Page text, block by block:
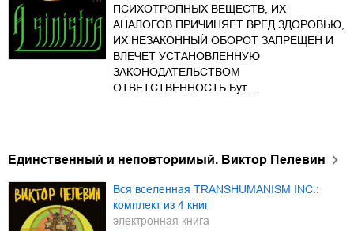
ПСИХОТРОПНЫХ ВЕЩЕСТВ, ИХ
АНАЛОГОВ ПРИЧИНЯЕТ ВРЕД ЗДОРОВЬЮ,
ИХ НЕЗАКОННЫЙ ОБОРОТ ЗАПРЕЩЕН И
ВЛЕЧЕТ УСТАНОВЛЕННУЮ
ЗАКОНОДАТЕЛЬСТВОМ
ОТВЕТСТВЕННОСТЬ Бут…
Единственный и неповторимый. Виктор Пелевин
Вся вселенная TRANSHUMANISM INC.:
комплект из 4 книг
электронная книга